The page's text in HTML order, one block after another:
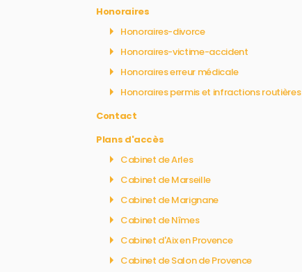
Honoraires
Honoraires-divorce
Honoraires-victime-accident
Honoraires erreur médicale
Honoraires permis et infractions routières
Contact
Plans d'accès
Cabinet de Arles
Cabinet de Marseille
Cabinet de Marignane
Cabinet de Nîmes
Cabinet d'Aix en Provence
Cabinet de Salon de Provence